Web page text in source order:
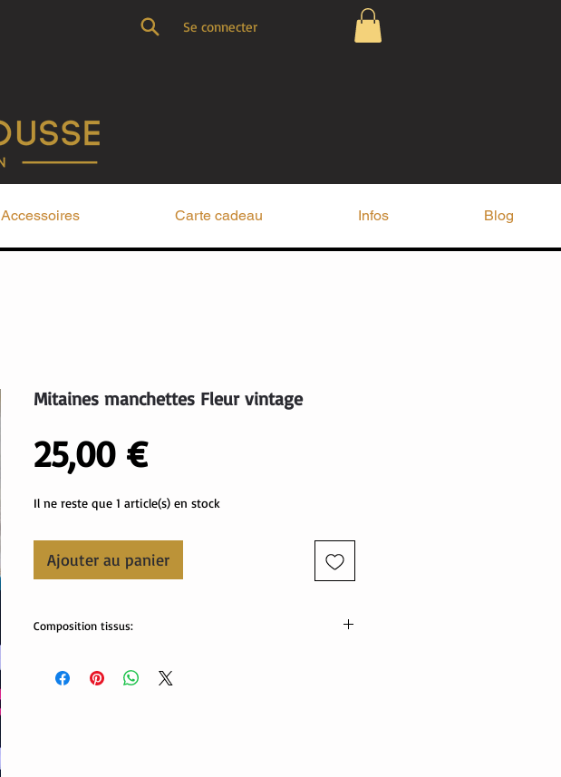
Mitaines manchettes Fleur vintage
25,00 €Prix
Il ne reste que 1 article(s) en stock
Ajouter au panier
Composition tissus:
95% coton, 5% élasthanne
Accessoires Carte cadeau Infos Blog
Se connecter